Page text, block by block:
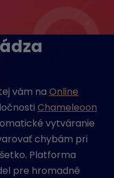
vám na Online
Chameleoon
vytváranie
chybám pri
Platforma
pre hromadné